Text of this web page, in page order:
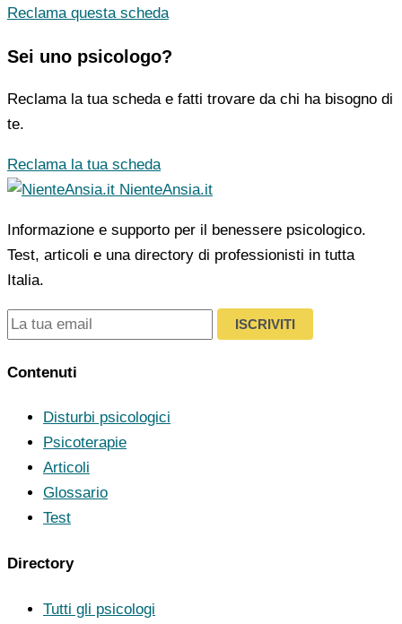
Reclama questa scheda
Sei uno psicologo?
Reclama la tua scheda e fatti trovare da chi ha bisogno di
te.
Reclama la tua scheda
NienteAnsia.it
Informazione e supporto per il benessere psicologico.
Test, articoli e una directory di professionisti in tutta
Italia.
ISCRIVITI
Contenuti
Disturbi psicologici
Psicoterapie
Articoli
Glossario
Test
Directory
Tutti gli psicologi